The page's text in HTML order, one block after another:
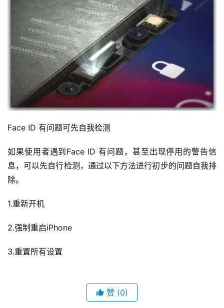
Face ID 有问题可先自我检测
如果使用者遇到Face ID 有问题，甚至出现停用的警告信
息，可以先自行检测，通过以下方法进行初步的问题自我排
除。
1.重新开机
2.强制重启iPhone
3.重置所有设置
赞 (0)